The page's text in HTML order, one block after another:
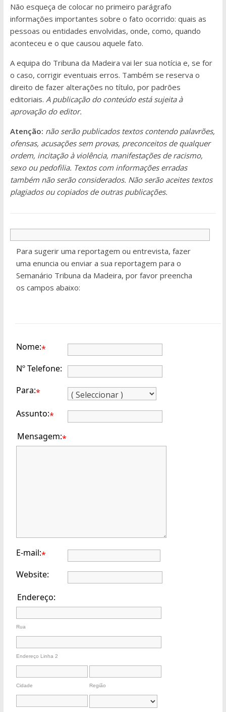
Não esqueça de colocar no primeiro parágrafo
informações importantes sobre o fato ocorrido: quais as
pessoas ou entidades envolvidas, onde, como, quando
aconteceu e o que causou aquele fato.
A equipa do Tribuna da Madeira vai ler sua notícia e, se for
o caso, corrigir eventuais erros. Também se reserva o
direito de fazer alterações no título, por padrões
editoriais. A publicação do conteúdo está sujeita à
aprovação do editor.
Atenção: não serão publicados textos contendo palavrões,
ofensas, acusações sem provas, preconceitos de qualquer
ordem, incitação à violência, manifestações de racismo,
sexo ou pedofilia. Textos com informações erradas
também não serão considerados. Não serão aceites textos
plagiados ou copiados de outras publicações.
Para sugerir uma reportagem ou entrevista, fazer
uma enuncia ou enviar a sua reportagem para o
Semanário Tribuna da Madeira, por favor preencha
os campos abaixo:
Nome:*
Nº Telefone:
Para:*
Assunto:*
Mensagem:*
E-mail:*
Website:
Endereço:
Rua
Endereço Linha 2
Cidade Região